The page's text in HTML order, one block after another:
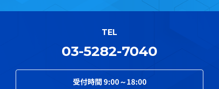
TEL
03-5282-7040
受付時間9:00～18:00